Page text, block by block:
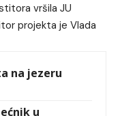
vršila JU
projekta je Vlada
na jezeru
u